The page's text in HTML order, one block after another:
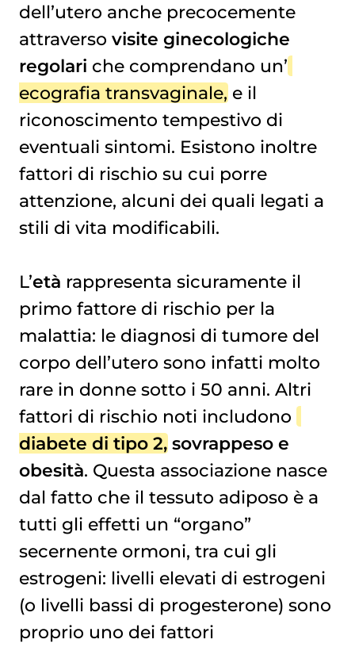
dell’utero anche precocemente
attraverso visite ginecologiche
regolari che comprendano un’
ecografia transvaginale, e il
riconoscimento tempestivo di
eventuali sintomi. Esistono inoltre
fattori di rischio su cui porre
attenzione, alcuni dei quali legati a
stili di vita modificabili.
L’età rappresenta sicuramente il
primo fattore di rischio per la
malattia: le diagnosi di tumore del
corpo dell’utero sono infatti molto
rare in donne sotto i 50 anni. Altri
fattori di rischio noti includono
diabete di tipo 2, sovrappeso e
obesità. Questa associazione nasce
dal fatto che il tessuto adiposo è a
tutti gli effetti un “organo”
secernente ormoni, tra cui gli
estrogeni: livelli elevati di estrogeni
(o livelli bassi di progesterone) sono
proprio uno dei fattori